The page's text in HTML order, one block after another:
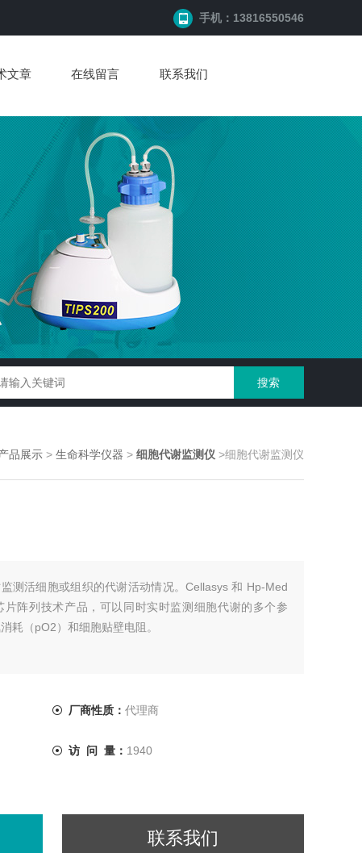
手机：13816550546
文章 在线留言 联系我们
品展示 > 生命科学仪器 > 细胞代谢监测仪 >细胞代谢监测仪
测活细胞或组织的代谢活动情况。Cellasys 和 Hp-Med
阵列技术产品，可以同时实时监测细胞代谢的多个参
耗（pO2）和细胞贴壁电阻。
厂商性质： 代理商
访 问 量： 1940
联系我们